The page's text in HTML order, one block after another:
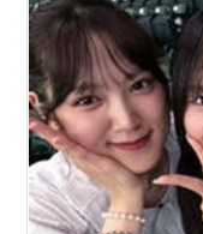
2004
23日
「美勇伝
ケガラ」
2004
年10
月4日
：
テレビ東
スタート
2004
年11月
：
CBCラ
ミー！」